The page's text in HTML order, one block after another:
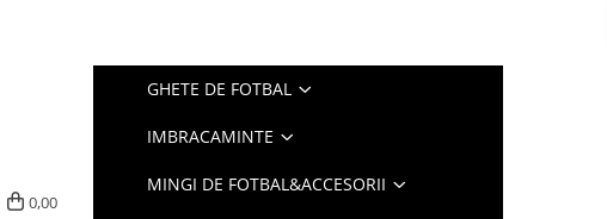
0,00
GHETE DE FOTBAL
IMBRACAMINTE
MINGI DE FOTBAL&ACCESORII